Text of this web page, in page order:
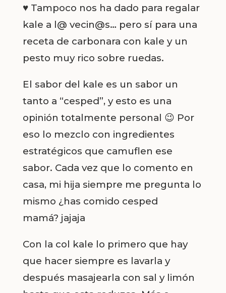
♥ Tampoco nos ha dado para regalar
kale a l@ vecin@s… pero sí para una
receta de carbonara con kale y un
pesto muy rico sobre ruedas.
El sabor del kale es un sabor un
tanto a “cesped”, y esto es una
opinión totalmente personal 😉 Por
eso lo mezclo con ingredientes
estratégicos que camuflen ese
sabor. Cada vez que lo comento en
casa, mi hija siempre me pregunta lo
mismo ¿has comido cesped
mamá? jajaja
Con la col kale lo primero que hay
que hacer siempre es lavarla y
después masajearla con sal y limón